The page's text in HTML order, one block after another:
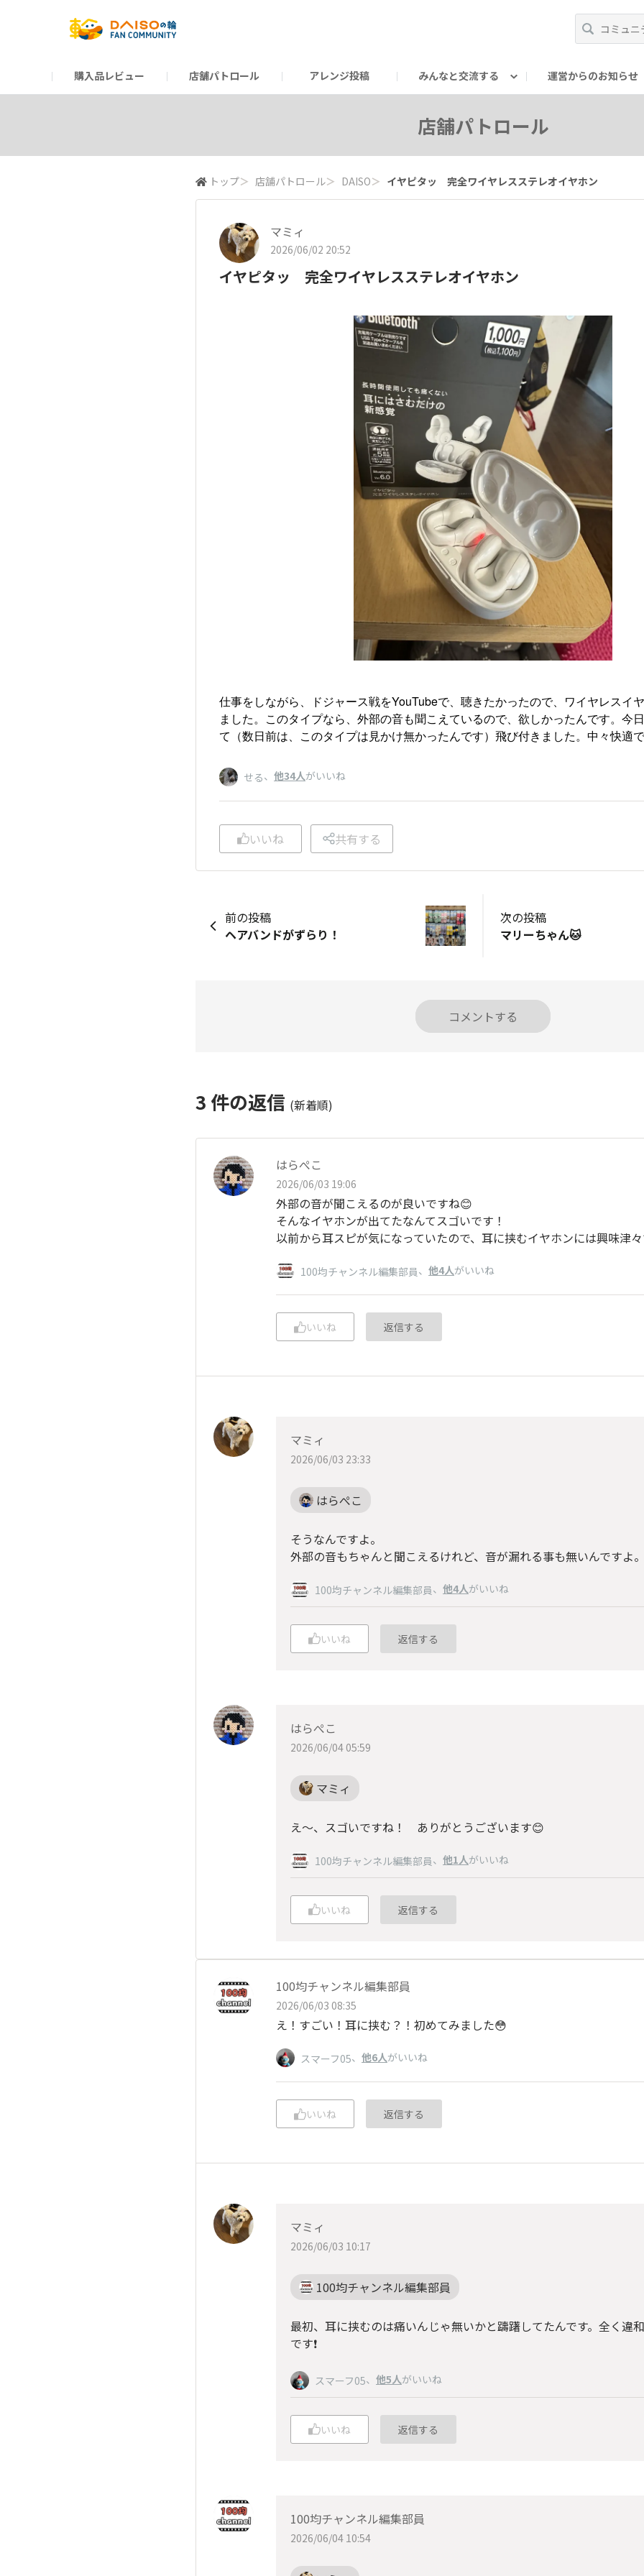
購入品レビュー 店舗パトロール アレンジ投稿 みんなと交流する 運営からのお知らせ
店舗パトロール
トップ＞ 店舗パトロール＞ DAISO＞ イヤピタッ 完全ワイヤレスステレオイヤホン
マミィ
2026/06/02 20:52
イヤピタッ 完全ワイヤレスステレオイヤホン
仕事をしながら、ドジャース戦をYouTubeで、聴きたかったので、ワイヤレスイ
ました。このタイプなら、外部の音も聞こえているので、欲しかったんです。今
て（数日前は、このタイプは見かけ無かったんです）飛び付きました。中々快適
せる、 他34人がいいね
いいね 共有する
前の投稿
ヘアバンドがずらり！
次の投稿
マリーちゃん🐱
コメントする
3 件の返信 (新着順)
はらぺこ
2026/06/03 19:06
外部の音が聞こえるのが良いですね😊
そんなイヤホンが出てたなんてスゴいです！
以前から耳スピが気になっていたので、耳に挟むイヤホンには興味津
100均チャンネル編集部員、 他4人がいいね
いいね 返信する
マミィ
2026/06/03 23:33
はらぺこ
そうなんですよ。
外部の音もちゃんと聞こえるけれど、音が漏れる事も無いんですよ
100均チャンネル編集部員、 他4人がいいね
いいね 返信する
はらぺこ
2026/06/04 05:59
マミィ
え〜、スゴいですね！ ありがとうございます😊
100均チャンネル編集部員、 他1人がいいね
いいね 返信する
100均チャンネル編集部員
2026/06/03 08:35
え！すごい！耳に挟む？！初めてみました😳
スマーフ05、 他6人がいいね
いいね 返信する
マミィ
2026/06/03 10:17
100均チャンネル編集部員
最初、耳に挟むのは痛いんじゃ無いかと躊躇してたんです。全く違
です❗️
スマーフ05、 他5人がいいね
いいね 返信する
100均チャンネル編集部員
2026/06/04 10:54